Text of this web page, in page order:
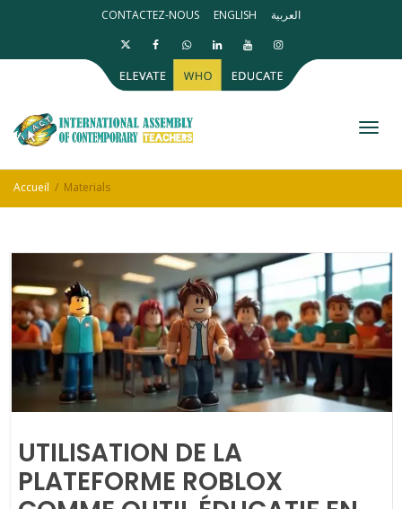
CONTACTEZ-NOUS ENGLISH العربية
Accueil Materials
UTILISATION DE LA
PLATEFORME ROBLOX